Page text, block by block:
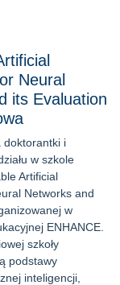
Neural
its Evaluation
doktorantki i
w szkole
Artificial
Networks and
w
ENHANCE.
szkoły
podstawy
inteligencji,